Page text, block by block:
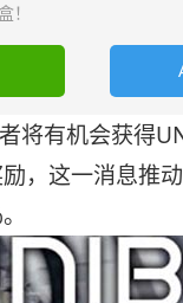
！
将有机会获得
，这一消息推